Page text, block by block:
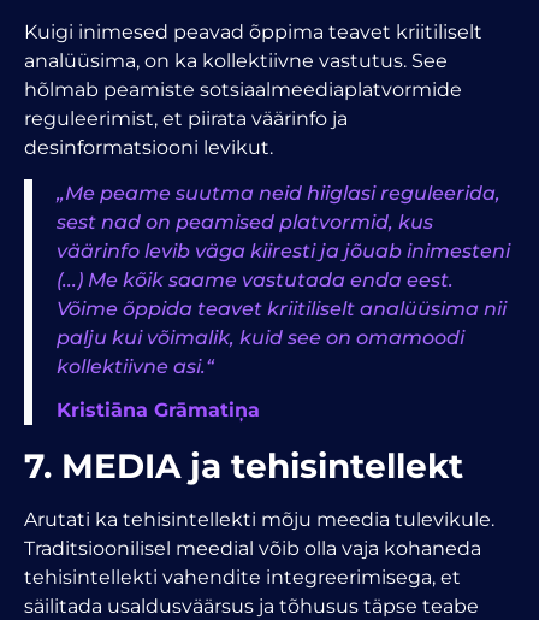
Kuigi inimesed peavad õppima teavet kriitiliselt
analüüsima, on ka kollektiivne vastutus. See
hõlmab peamiste sotsiaalmeediaplatvormide
reguleerimist, et piirata väärinfo ja
desinformatsiooni levikut.
„Me peame suutma neid hiiglasi reguleerida,
sest nad on peamised platvormid, kus
väärinfo levib väga kiiresti ja jõuab inimesteni
(...) Me kõik saame vastutada enda eest.
Võime õppida teavet kriitiliselt analüüsima nii
palju kui võimalik, kuid see on omamoodi
kollektiivne asi.“
Kristiāna Grāmatiņa
7. MEDIA ja tehisintellekt
Arutati ka tehisintellekti mõju meedia tulevikule.
Traditsioonilisel meedial võib olla vaja kohaneda
tehisintellekti vahendite integreerimisega, et
säilitada usaldusväärsus ja tõhusus täpse teabe